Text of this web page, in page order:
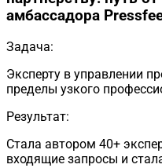
амбассадора
Задача:
Эксперту в управлении
пределы узкого
Результат:
Стала автором 40+
входящие запросы и